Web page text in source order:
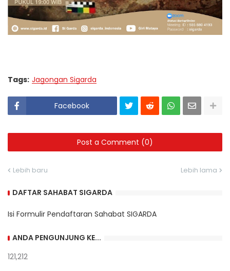
Tags: Jagongan Sigarda
Facebook
Post a Comment (0)
Lebih baru Lebih lama
DAFTAR SAHABAT SIGARDA
Isi Formulir Pendaftaran Sahabat SIGARDA
ANDA PENGUNJUNG KE...
121,212